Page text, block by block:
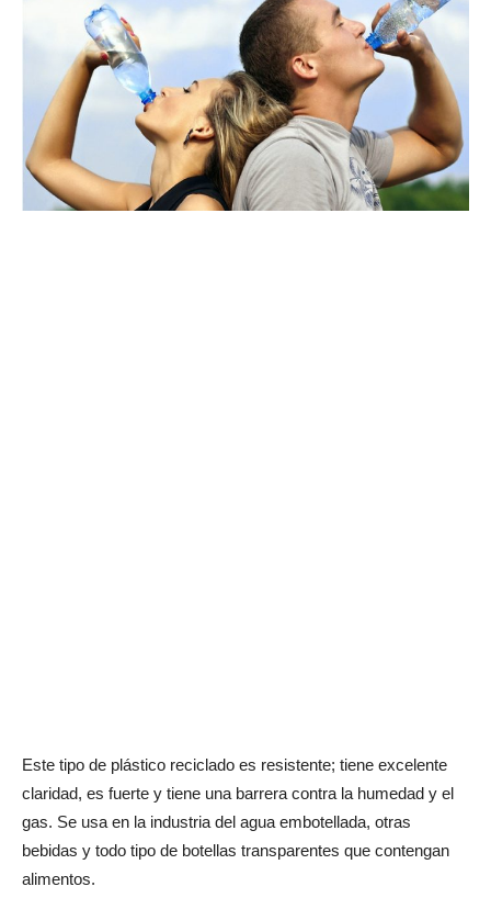
Este tipo de plástico reciclado es resistente; tiene excelente
claridad, es fuerte y tiene una barrera contra la humedad y el
gas. Se usa en la industria del agua embotellada, otras
bebidas y todo tipo de botellas transparentes que contengan
alimentos.